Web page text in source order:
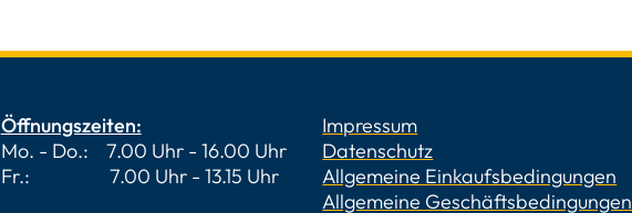
Öffnungszeiten:
Mo. - Do.: 7.00 Uhr - 16.00 Uhr
Fr.: 7.00 Uhr - 13.15 Uhr
Impressum
Datenschutz
Allgemeine Einkaufsbedingungen
Allgemeine Geschäftsbedingungen